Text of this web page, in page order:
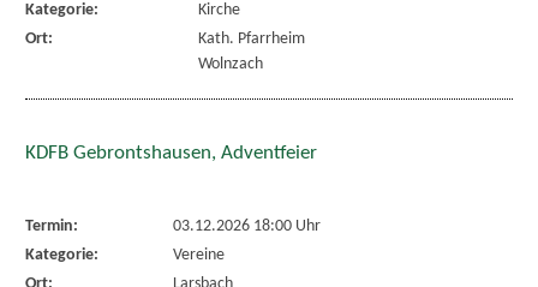
Kategorie:
Kirche
Ort:
Kath. Pfarrheim
Wolnzach
KDFB Gebrontshausen, Adventfeier
Termin:
03.12.2026 18:00 Uhr
Kategorie:
Vereine